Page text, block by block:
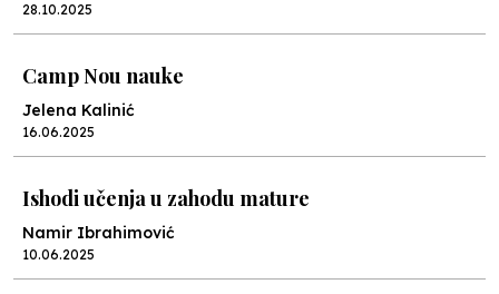
28.10.2025
Camp Nou nauke
Jelena Kalinić
16.06.2025
Ishodi učenja u zahodu mature
Namir Ibrahimović
10.06.2025